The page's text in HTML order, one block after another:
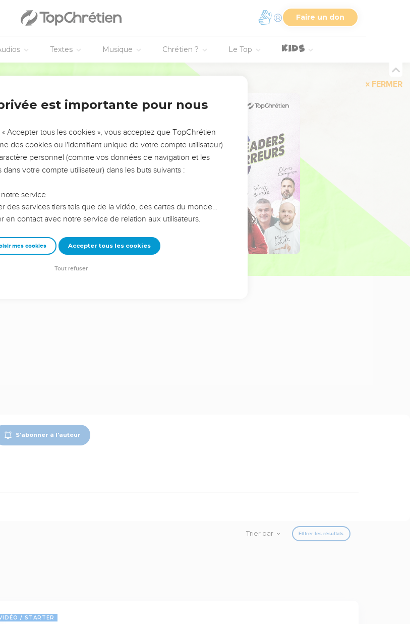
Faire un don
Textes Musique Chrétien ? Le Top
FERMER
L’ANNÉE !
?
leur foi ou leur vision. Mais on voit
traversés, alors même que ce sont
reviennent sur les erreurs
de sagesse afin que leurs erreurs
équipe, un groupe ou une famille,
S'abonner à l'auteur
Trier par Filtrer les résultats
STARTER
est importante pour nous
Accepter tous les cookies », vous acceptez que TopChrétien
des cookies ou l'identifiant unique de votre compte utilisateur)
personnel (comme vos données de navigation et les
votre compte utilisateur) dans les buts suivants :
service
des services tiers tels que de la vidéo, des cartes du monde…
en contact avec notre service de relation aux utilisateurs.
mes cookies Accepter tous les cookies
Tout refuser